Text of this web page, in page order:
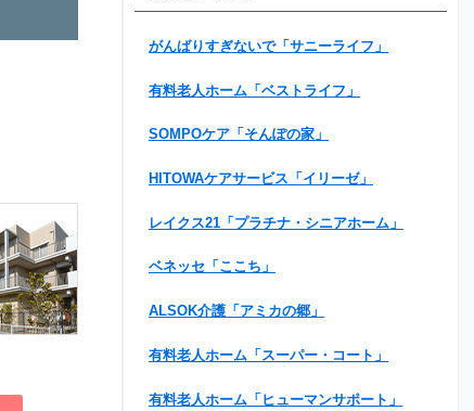
がんばりすぎないで「サニーライフ」
有料老人ホーム「ベストライフ」
SOMPOケア「そんぽの家」
HITOWAケアサービス「イリーゼ」
レイクス21「プラチナ・シニアホーム」
ベネッセ「ここち」
ALSOK介護「アミカの郷」
有料老人ホーム「スーパー・コート」
有料老人ホーム「ヒューマンサポート」